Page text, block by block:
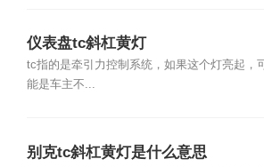
仪表盘tc斜杠黄灯
tc指的是牵引力控制系统，如果这个灯亮起，可
能是车主不...
别克tc斜杠黄灯是什么意思